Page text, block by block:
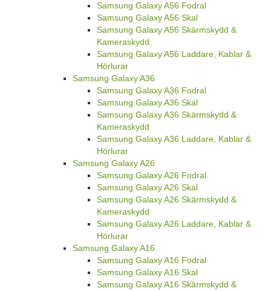
Samsung Galaxy A56 Fodral
Samsung Galaxy A56 Skal
Samsung Galaxy A56 Skärmskydd &
Kameraskydd
Samsung Galaxy A56 Laddare, Kablar &
Hörlurar
Samsung Galaxy A36
Samsung Galaxy A36 Fodral
Samsung Galaxy A36 Skal
Samsung Galaxy A36 Skärmskydd &
Kameraskydd
Samsung Galaxy A36 Laddare, Kablar &
Hörlurar
Samsung Galaxy A26
Samsung Galaxy A26 Fodral
Samsung Galaxy A26 Skal
Samsung Galaxy A26 Skärmskydd &
Kameraskydd
Samsung Galaxy A26 Laddare, Kablar &
Hörlurar
Samsung Galaxy A16
Samsung Galaxy A16 Fodral
Samsung Galaxy A16 Skal
Samsung Galaxy A16 Skärmskydd &